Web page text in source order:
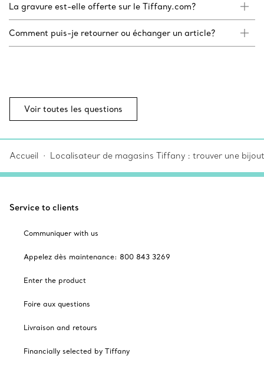
La gravure est-elle offerte sur le Tiffany.com?
Comment puis-je retourner ou échanger un article?
Voir toutes les questions
Accueil Localisateur de magasins Tiffany : trouver une
Service to clients
Communiquer with us
Appelez dès maintenance: 800 843 3269
Enter the product
Foire aux questions
Livraison and retours
Financially selected by Tiffany